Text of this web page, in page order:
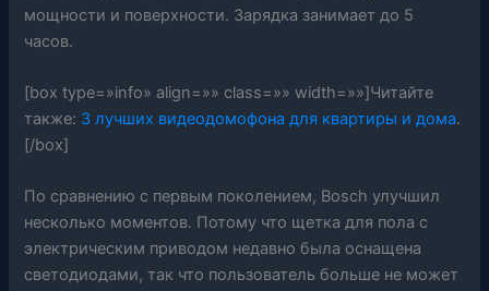
мощности и поверхности. Зарядка занимает до 5
часов.
[box type=»info» align=»» class=»» width=»»]Читайте
также: З лучших видеодомофона для квартиры и дома.
[/box]
По сравнению с первым поколением, Bosch улучшил
несколько моментов. Потому что щетка для пола с
электрическим приводом недавно была оснащена
светодиодами, так что пользователь больше не может